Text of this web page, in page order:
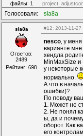
файлы: 1
Голосовали: sla8a
sla8a
Ответов:
2489
Рейтинг: 698
#12: 2013-11-27
nesco, у меня
варианте мне
хендла
MinMaxSize
у некоторые
нормально.
А что в
ошибки)?
По поводу
1. Может не
2. Не понял
ы, да и
оборот. Как
его